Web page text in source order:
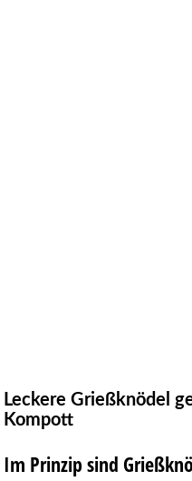
Leckere Grießknödel
Kompott
Im Prinzip sind